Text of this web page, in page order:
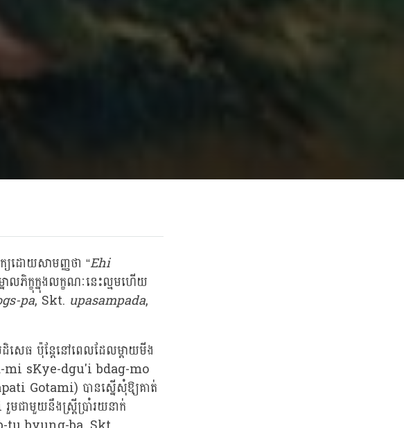
យដោយសាមញ្ញថា “Ehi
ភិក្ខុក្នុងលក្ខណៈនេះល្មមហើយ
pa, Skt. upasampada,
សេធ ប៉ុន្តែនៅពេលដែលម្តាយមីង
mi sKye-dgu'i bdag-mo
Gotami) បានស្នើសុំឱ្យគាត់
ជាមួយនឹងស្ត្រីប្រាំរយនាក់